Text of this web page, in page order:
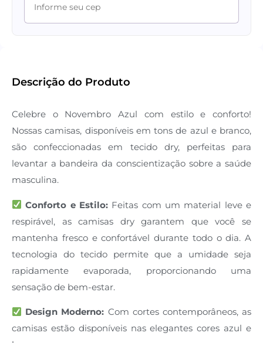
Descrição do Produto
Celebre o Novembro Azul com estilo e conforto!
Nossas camisas, disponíveis em tons de azul e branco,
são confeccionadas em tecido dry, perfeitas para
levantar a bandeira da conscientização sobre a saúde
masculina.
Conforto e Estilo: Feitas com um material leve e
respirável, as camisas dry garantem que você se
mantenha fresco e confortável durante todo o dia. A
tecnologia do tecido permite que a umidade seja
rapidamente evaporada, proporcionando uma
sensação de bem-estar.
Design Moderno: Com cortes contemporâneos, as
camisas estão disponíveis nas elegantes cores azul e